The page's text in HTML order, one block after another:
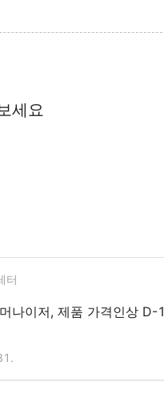
세요
터
나이저, 제품 가격인상 D-1